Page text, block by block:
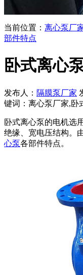
当前位置： 离心泵厂
部件特点
卧式离心
发布人： 隔膜泵厂家
键词：离心泵厂家,卧
卧式离心泵的电机选
绝缘、宽电压结构。
心泵各部件特点。